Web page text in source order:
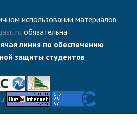
использовании материалов
обязательна
линия по обеспечению
защиты студентов